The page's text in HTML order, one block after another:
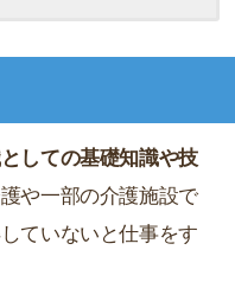
しての基礎知識や技
や一部の介護施設で
ていないと仕事をす